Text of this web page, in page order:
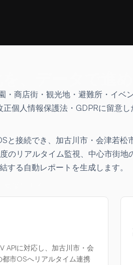
商店街・観光地・避難所・イ
個人情報保護法・GDPRに留意
接続でき、加古川市・会津若松
リアルタイム監視、中心市街
る自動レポートを生成します。
APIに対応し、加古川市・会
市OSへリアルタイム連携